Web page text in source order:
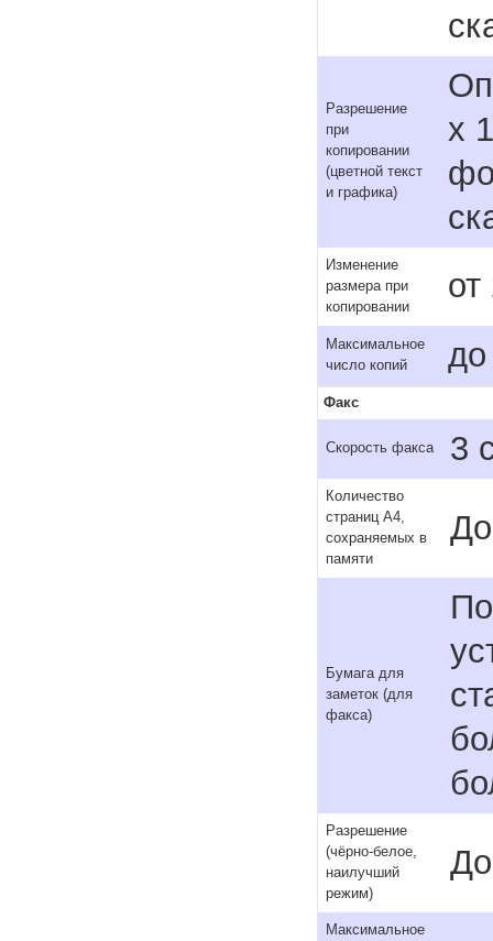
Разрешение
при
копировании
(цветной текст
и графика)
x
Изменение
размера при
копировании
Максимальное
число копий
Факс
Скорость факса 3
Количество
страниц A4,
сохраняемых в
памяти
Бумага для
заметок (для
факса)
Разрешение
(чёрно-белое,
наилучший
режим)
Максимальное